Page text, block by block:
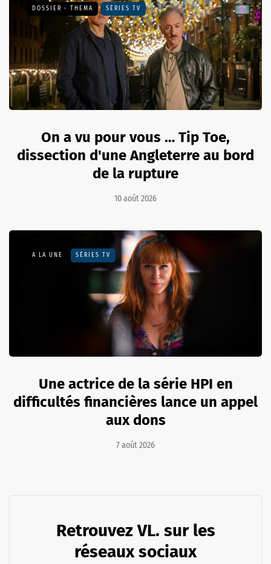
DOSSIER - THEMA SÉRIES TV
On a vu pour vous … Tip Toe,
dissection d'une Angleterre au bord
de la rupture
10 août 2026
A LA UNE SÉRIES TV
Une actrice de la série HPI en
difficultés financières lance un appel
aux dons
7 août 2026
Retrouvez VL. sur les
réseaux sociaux